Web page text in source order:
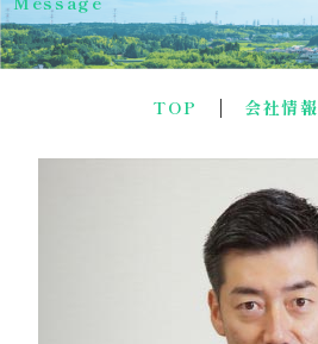
TOP 会社情報